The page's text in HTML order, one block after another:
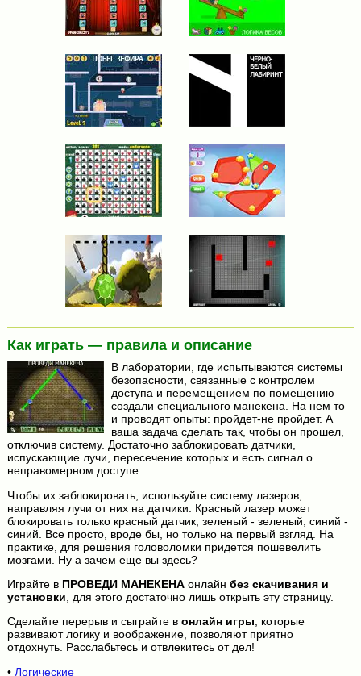
Как играть — правила и описание
В лаборатории, где испытываются системы
безопасности, связанные с контролем
доступа и перемещением по помещению
создали специального манекена. На нем то
и проводят опыты: пройдет-не пройдет. А
ваша задача сделать так, чтобы он прошел,
отключив систему. Достаточно заблокировать датчики,
испускающие лучи, пересечение которых и есть сигнал о
неправомерном доступе.
Чтобы их заблокировать, используйте систему лазеров,
направляя лучи от них на датчики. Красный лазер может
блокировать только красный датчик, зеленый - зеленый, синий -
синий. Все просто, вроде бы, но только на первый взгляд. На
практике, для решения головоломки придется пошевелить
мозгами. Ну а зачем еще вы здесь?
Играйте в ПРОВЕДИ МАНЕКЕНАонлайн без скачивания и
установки , для этого достаточно лишь открыть эту страницу.
Сделайте перерыв и сыграйте в онлайн игры, которые
развивают логику и воображение, позволяют приятно
отдохнуть. Расслабьтесь и отвлекитесь от дел!
• Логические